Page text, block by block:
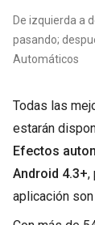
De izquierda a
pasando;
Automáticos
Todas las
estarán
Efectos
Android 4.3+,
aplicación